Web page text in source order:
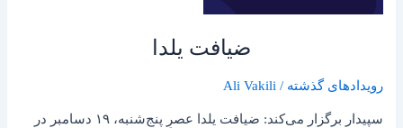
ضیافت یلدا
رویدادهای گذشته /
Ali Vakili
سپیدار برگزار می‌کند: ضیافت یلدا عصرِ پنج‌شنبه، ۱۹ دسامبر در